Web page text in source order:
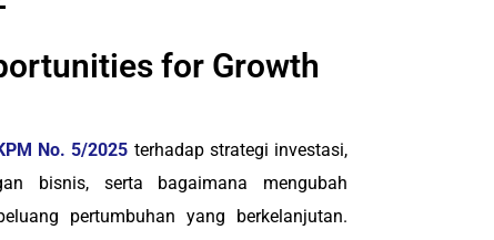
for Growth
No. 5/2025 terhadap strategi investasi,
bisnis, serta bagaimana mengubah
pertumbuhan yang berkelanjutan.